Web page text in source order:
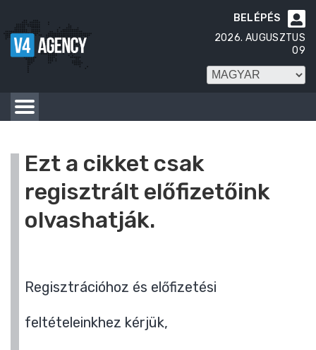

BELÉPÉS
2026. AUGUSZTUS
09
Ezt a cikket csak
regisztrált előfizetőink
olvashatják.
Regisztrációhoz és előfizetési
feltételeinkhez kérjük,